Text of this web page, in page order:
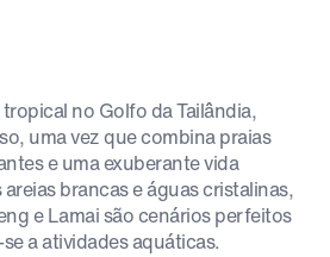
no Golfo da Tailândia,
uma vez que combina praias
e uma exuberante vida
brancas e águas cristalinas,
e Lamai são cenários perfeitos
a atividades aquáticas.